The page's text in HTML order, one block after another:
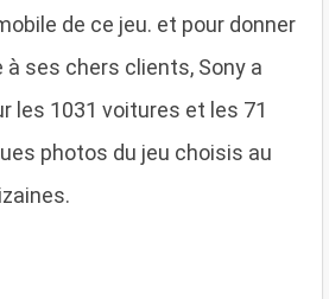
de ce jeu. et pour donner
à ses chers clients, Sony a
les 1031 voitures et les 71
photos du jeu choisis au